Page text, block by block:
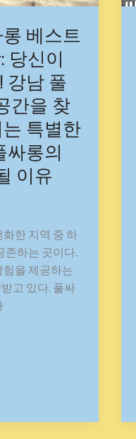
베스트
당신이
강남 풀
간을 찾
특별한
싸롱의
이유
한 지역 중 하
존하는 곳이다.
험을 제공하는
고 있다. 풀싸